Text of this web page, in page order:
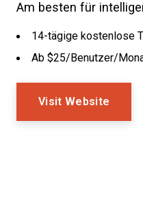
Am besten für
14-tägige kostenlose
Ab $25/Benutzer/
Visit Website